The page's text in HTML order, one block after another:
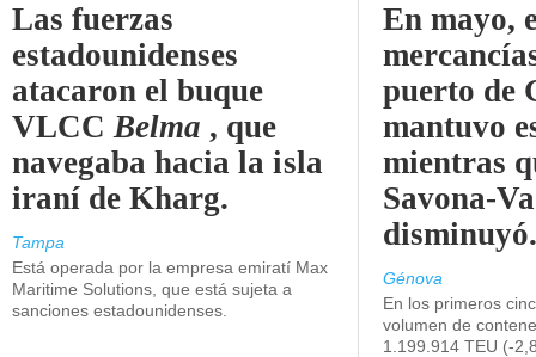
Las fuerzas
estadounidenses
atacaron el buque
VLCCBelma , que
navegaba hacia la isla
iraní de Kharg.
Tampa
Está operada por la empresa emiratí Max
Maritime Solutions, que está sujeta a
sanciones estadounidenses.
En mayo,
puerto de
mantuvo
mientras
Savona-
Génova
En los primeros
volumen de
1.199.914 TEU (-